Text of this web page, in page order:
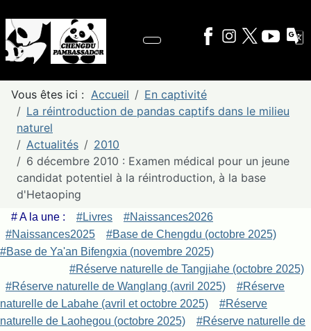
Vous êtes ici : Accueil
En captivité
La réintroduction de pandas captifs dans le milieu
naturel
Actualités
2010
6 décembre 2010 : Examen médical pour un jeune
candidat potentiel à la réintroduction, à la base
d'Hetaoping
# A la une : #Livres
#Naissances2026
#Naissances2025
#Base de Chengdu (octobre 2025)
#Base de Ya'an Bifengxia (novembre 2025)
#Réserve naturelle de Tangjiahe (octobre 2025)
#Réserve naturelle de Wanglang (avril 2025)
#Réserve
naturelle de Labahe (avril et octobre 2025)
#Réserve
naturelle de Laohegou (octobre 2025)
#Réserve naturelle de